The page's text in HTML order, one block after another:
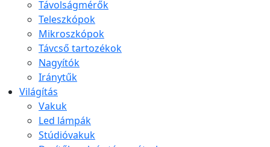
Távolságmérők
Teleszkópok
Mikroszkópok
Távcső tartozékok
Nagyítók
Iránytűk
Világítás
Vakuk
Led lámpák
Stúdióvakuk